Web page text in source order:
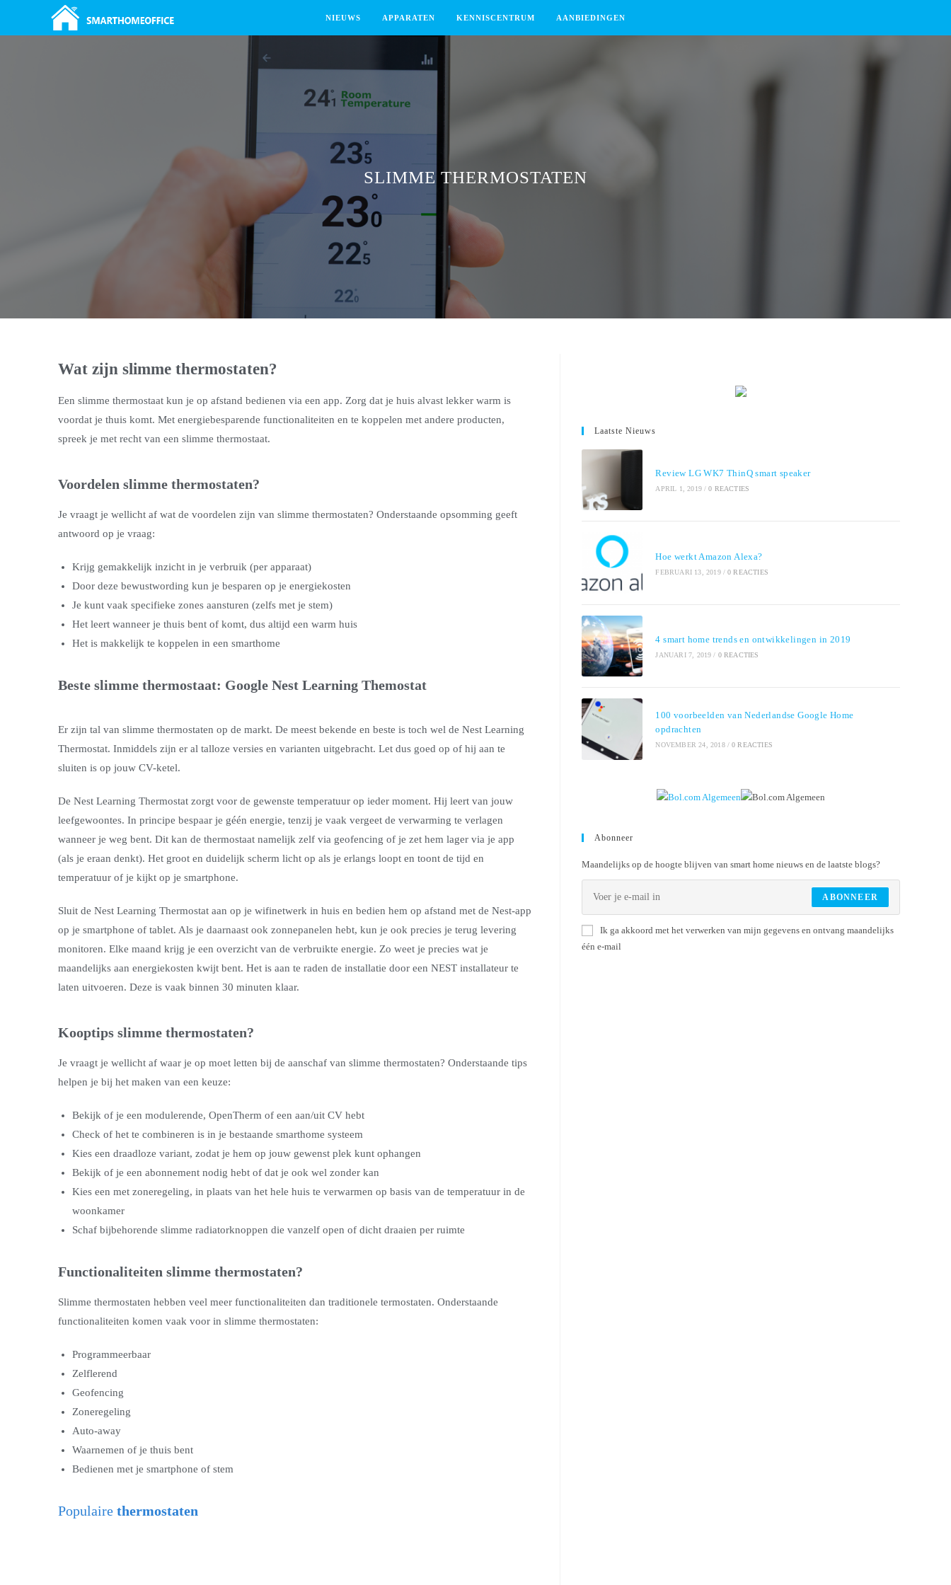
NIEUWS APPARATEN KENNISCENTRUM AANBIEDINGEN
SLIMME THERMOSTATEN
Wat zijn slimme thermostaten?
Een slimme thermostaat kun je op afstand bedienen via een app. Zorg dat je huis alvast lekker warm is
voordat je thuis komt. Met energiebesparende functionaliteiten en te koppelen met andere producten,
spreek je met recht van een slimme thermostaat.
Voordelen slimme thermostaten?
Je vraagt je wellicht af wat de voordelen zijn van slimme thermostaten? Onderstaande opsomming geeft
antwoord op je vraag:
Krijg gemakkelijk inzicht in je verbruik (per apparaat)
Door deze bewustwording kun je besparen op je energiekosten
Je kunt vaak specifieke zones aansturen (zelfs met je stem)
Het leert wanneer je thuis bent of komt, dus altijd een warm huis
Het is makkelijk te koppelen in een smarthome
Beste slimme thermostaat: Google Nest Learning Themostat
Er zijn tal van slimme thermostaten op de markt. De meest bekende en beste is toch wel de Nest Learning
Thermostat. Inmiddels zijn er al talloze versies en varianten uitgebracht. Let dus goed op of hij aan te
sluiten is op jouw CV-ketel.
De Nest Learning Thermostat zorgt voor de gewenste temperatuur op ieder moment. Hij leert van jouw
leefgewoontes. In principe bespaar je géén energie, tenzij je vaak vergeet de verwarming te verlagen
wanneer je weg bent. Dit kan de thermostaat namelijk zelf via geofencing of je zet hem lager via je app
(als je eraan denkt). Het groot en duidelijk scherm licht op als je erlangs loopt en toont de tijd en
temperatuur of je kijkt op je smartphone.
Sluit de Nest Learning Thermostat aan op je wifinetwerk in huis en bedien hem op afstand met de Nest-app
op je smartphone of tablet. Als je daarnaast ook zonnepanelen hebt, kun je ook precies je terug levering
monitoren. Elke maand krijg je een overzicht van de verbruikte energie. Zo weet je precies wat je
maandelijks aan energiekosten kwijt bent. Het is aan te raden de installatie door een NEST installateur te
laten uitvoeren. Deze is vaak binnen 30 minuten klaar.
Kooptips slimme thermostaten?
Je vraagt je wellicht af waar je op moet letten bij de aanschaf van slimme thermostaten? Onderstaande tips
helpen je bij het maken van een keuze:
Bekijk of je een modulerende, OpenTherm of een aan/uit CV hebt
Check of het te combineren is in je bestaande smarthome systeem
Kies een draadloze variant, zodat je hem op jouw gewenst plek kunt ophangen
Bekijk of je een abonnement nodig hebt of dat je ook wel zonder kan
Kies een met zoneregeling, in plaats van het hele huis te verwarmen op basis van de temperatuur in de
woonkamer
Schaf bijbehorende slimme radiatorknoppen die vanzelf open of dicht draaien per ruimte
Functionaliteiten slimme thermostaten?
Slimme thermostaten hebben veel meer functionaliteiten dan traditionele termostaten. Onderstaande
functionaliteiten komen vaak voor in slimme thermostaten:
Programmeerbaar
Zelflerend
Geofencing
Zoneregeling
Auto-away
Waarnemen of je thuis bent
Bedienen met je smartphone of stem
Populaire thermostaten
Laatste Nieuws
Review LG WK7 ThinQ smart speaker
APRIL 1, 2019 / 0 REACTIES
Hoe werkt Amazon Alexa?
FEBRUARI 13, 2019 / 0 REACTIES
4 smart home trends en ontwikkelingen in 2019
JANUARI 7, 2019 / 0 REACTIES
100 voorbeelden van Nederlandse Google Home
opdrachten
NOVEMBER 24, 2018 / 0 REACTIES
Abonneer
Maandelijks op de hoogte blijven van smart home nieuws en de laatste blogs?
ABONNEER
Ik ga akkoord met het verwerken van mijn gegevens en ontvang maandelijks
één e-mail